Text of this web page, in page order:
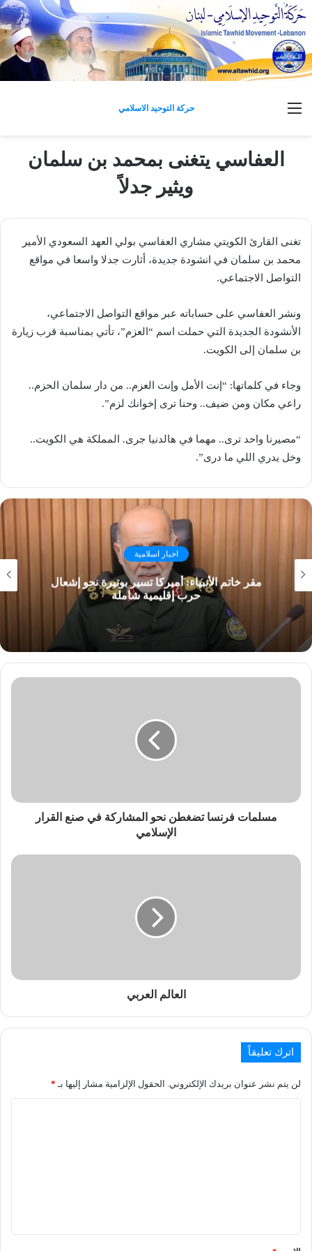
حركة التوحيد الاسلامي
العفاسي يتغنى بمحمد بن سلمان
ويثير جدلاً
تغنى القارئ الكويتي مشاري العفاسي بولي العهد السعودي الأمير
محمد بن سلمان في انشودة جديدة، أثارت جدلا واسعا في مواقع
التواصل الاجتماعي.
ونشر العفاسي على حساباته عبر مواقع التواصل الاجتماعي،
الأنشودة الجديدة التي حملت اسم “العزم”، تأتي بمناسبة قرب زيارة
بن سلمان إلى الكويت.
وجاء في كلماتها: “إنت الأمل وإنت العزم.. من دار سلمان الحزم..
راعي مكان ومن ضيف.. وحنا ترى إخوانك لزم”.
“مصيرنا واحد ترى.. مهما في هالدنيا جرى. المملكة هي الكويت..
وخل يدري اللي ما درى”.
اخبار اسلامية
مقر خاتم الأنبياء: أميركا تسير بوتيرة نحو إشعال
حرب إقليمية شاملة
مسلمات فرنسا تضغطن نحو المشاركة في صنع القرار
الإسلامي
العالم العربي
اترك تعليقاً
لن يتم نشر عنوان بريدك الإلكتروني. الحقول الإلزامية مشار إليها بـ *